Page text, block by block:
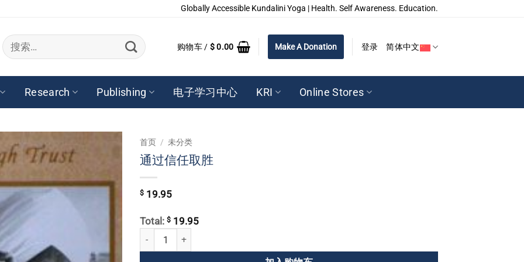
Globally Accessible Kundalini Yoga | Health. Self Awareness. Education.
搜
索：
购物车 / $0.00 Make A Donation 登录 简体中文
Research Publishing 电子学习中心 KRI Online Stores
首页 / 未分类
通过信任取胜
$ 19.95
Total: $ 19.95
通过信任取胜 数量